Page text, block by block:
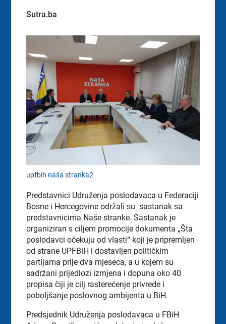
Sutra.ba
upfbih naša stranka2
Predstavnici Udruženja poslodavaca u Federaciji
Bosne i Hercegovine održali su sastanak sa
predstavnicima Naše stranke. Sastanak je
organiziran s ciljem promocije dokumenta „Šta
poslodavci očekuju od vlasti“ koji je pripremljen
od strane UPFBiH i dostavljen političkim
partijama prije dva mjeseca, a u kojem su
sadržani prijedlozi izmjena i dopuna oko 40
propisa čiji je cilj rasterećenje privrede i
poboljšanje poslovnog ambijenta u BiH.
Predsjednik Udruženja poslodavaca u FBiH